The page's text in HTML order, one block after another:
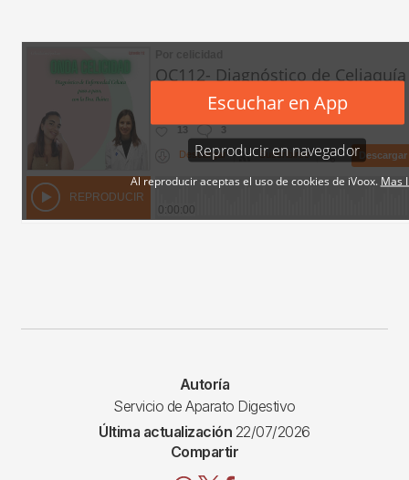
Autoría
Servicio de Aparato Digestivo
Última actualización 22/07/2026
Compartir